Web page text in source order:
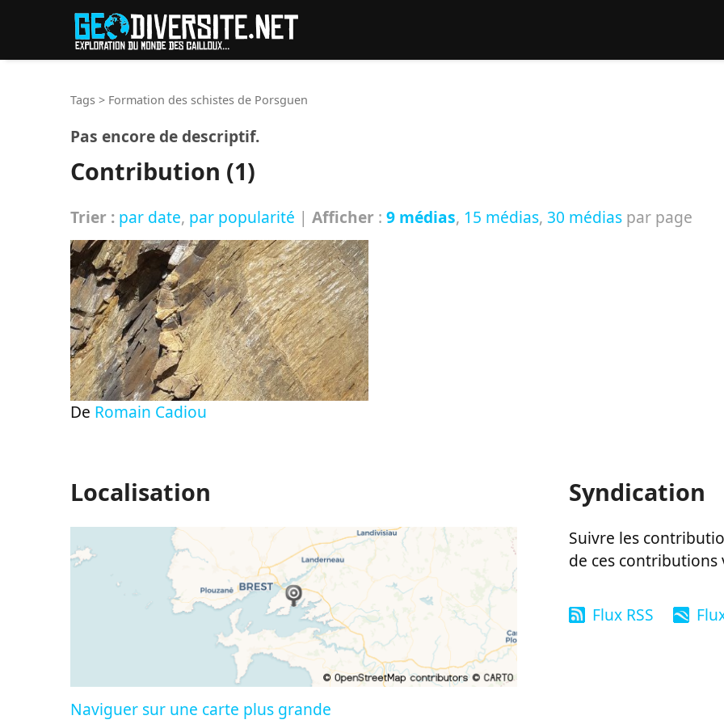
Tags > Formation des schistes de Porsguen
Pas encore de descriptif.
Contribution (1)
Trier : par date, par popularité | Afficher : 9 médias, 15 médias, 30 médias par page
De Romain Cadiou
Localisation
Naviguer sur une carte plus grande
Syndication
Suivre les
de ces
Flux RSS